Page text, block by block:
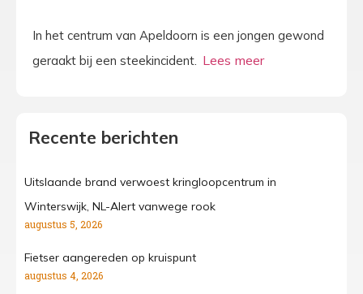
In het centrum van Apeldoorn is een jongen gewond
geraakt bij een steekincident.
Recente berichten
Uitslaande brand verwoest kringloopcentrum in
Winterswijk, NL-Alert vanwege rook
augustus 5, 2026
Fietser aangereden op kruispunt
augustus 4, 2026